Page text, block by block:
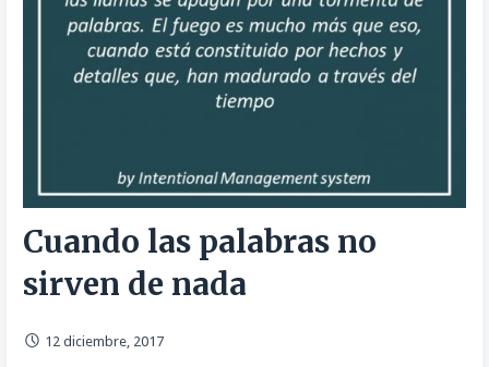
Cuando las palabras no
sirven de nada
12 diciembre, 2017